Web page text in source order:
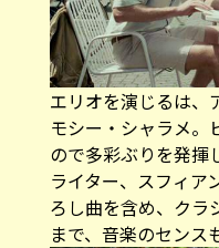
エリオを演じるは、
モシー・シャラメ。
ので多彩ぶりを発揮
ライター、スフィア
ろし曲を含め、クラ
まで、音楽のセンス